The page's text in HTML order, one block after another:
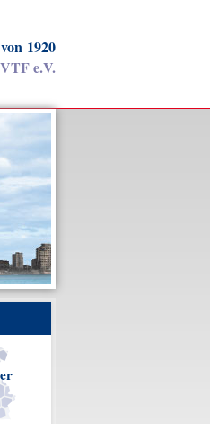
1920
e.V.